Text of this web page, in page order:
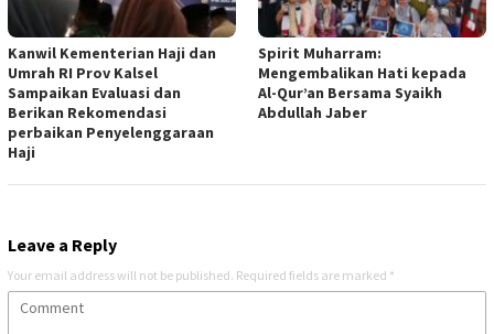
Kanwil Kementerian Haji dan
Umrah RI Prov Kalsel
Sampaikan Evaluasi dan
Berikan Rekomendasi
perbaikan Penyelenggaraan
Haji
Spirit Muharram:
Mengembalikan Hati kepada
Al-Qur’an Bersama Syaikh
Abdullah Jaber
Leave a Reply
Your email address will not be published. Required fields are marked *